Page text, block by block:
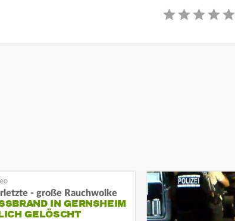
- große Rauchwolke
IN GERNSHEIM E
GELÖSCHT